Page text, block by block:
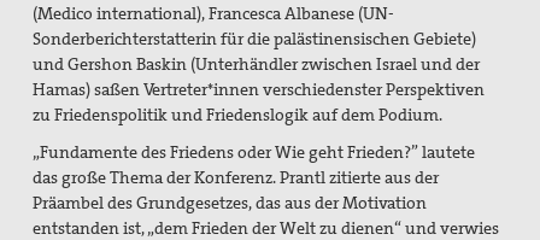
Erklärungen
Material
Suche
(Medico international), Francesca Albanese (UN-
Sonderberichterstatterin für die palästinensischen Gebiete)
und Gershon Baskin (Unterhändler zwischen Israel und der
Hamas) saßen Vertreter*innen verschiedenster Perspektiven
zu Friedenspolitik und Friedenslogik auf dem Podium.
„Fundamente des Friedens oder Wie gehtFrieden?” lautete
das große Thema der Konferenz. Prantl zitierte aus der
Präambel des Grundgesetzes, das aus der Motivation
entstanden ist, „dem Frieden der Welt zu dienen“ und verwies